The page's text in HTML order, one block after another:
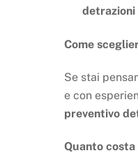
Come
Se stai
e con
preventivo
Quanto